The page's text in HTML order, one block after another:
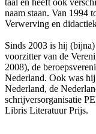
taal en heeft ook
naam staan. Van 1994
Verwerving en
Sinds 2003 is hij
voorzitter van de
2008), de
Nederland. Ook was
Nederland, de
schrijversorganisatie
Libris Literatuur Prijs.